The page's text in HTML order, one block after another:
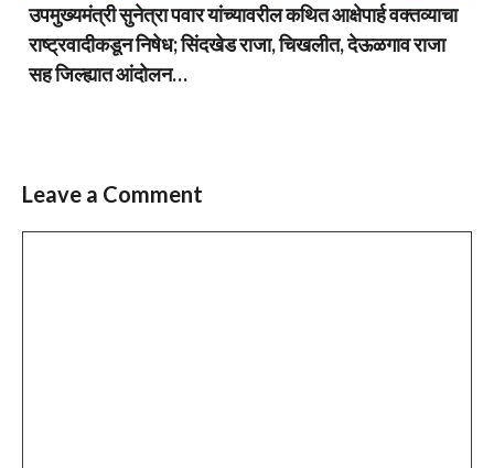
उपमुख्यमंत्री सुनेत्रा पवार यांच्यावरील कथित आक्षेपार्ह वक्तव्याचा
राष्ट्रवादीकडून निषेध; सिंदखेड राजा, चिखलीत, देऊळगाव राजा
सह जिल्ह्यात आंदोलन…
Leave a Comment